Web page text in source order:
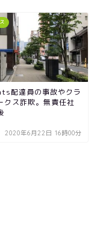
配達員の事故やクラ
クス詐欺。無責任社
2020年6月22日 16時00分